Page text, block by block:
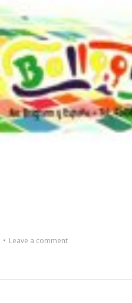
Leave a comment